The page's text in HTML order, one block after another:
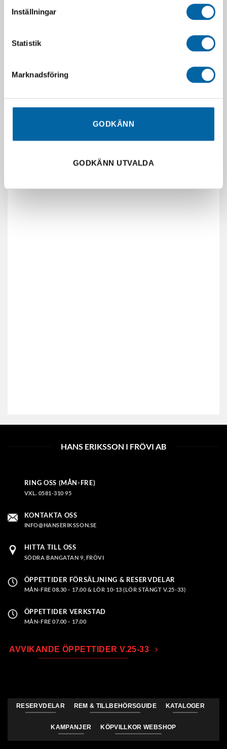
Inställningar
Statistik
Marknadsföring
GODKÄNN
GODKÄNN UTVALDA
HANS ERIKSSON I FRÖVI AB
RING OSS (MÅN-FRE)
VXL. 0581-310 95
KONTAKTA OSS
INFO@HANSERIKSSON.SE
HITTA TILL OSS
SÖDRA BANGATAN 9, FRÖVI
ÖPPETTIDER FÖRSÄLJNING & RESERVDELAR
MÅN-FRE 08.30 - 17.00 & LÖR 10-13 (LÖR STÄNGT V.25-33)
ÖPPETTIDER VERKSTAD
MÅN-FRE 07.00 - 17.00
AVVIKANDE ÖPPETTIDER V.25-33
RESERVDELAR REM & TILLBEHÖRSGUIDE KATALOGER
KAMPANJER KÖPVILLKOR WEBSHOP